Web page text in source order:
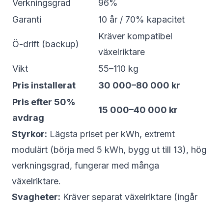
Verkningsgrad
96%
Garanti
10 år / 70% kapacitet
Ö-drift (backup)
Kräver kompatibel
växelriktare
Vikt
55–110 kg
Pris installerat
30 000–80 000 kr
Pris efter 50%
avdrag
15 000–40 000 kr
Styrkor: Lägsta priset per kWh, extremt
modulärt (börja med 5 kWh, bygg ut till 13), hög
verkningsgrad, fungerar med många
växelriktare.
Svagheter: Kräver separat växelriktare (ingår